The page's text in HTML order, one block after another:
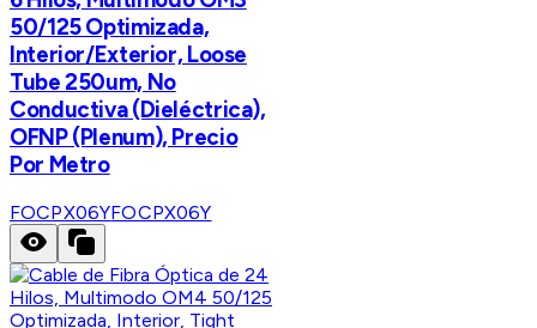
50/125 Optimizada,
Interior/Exterior, Loose
Tube 250um, No
Conductiva (Dieléctrica),
OFNP (Plenum), Precio
Por Metro
FOCPX06YFOCPX06Y